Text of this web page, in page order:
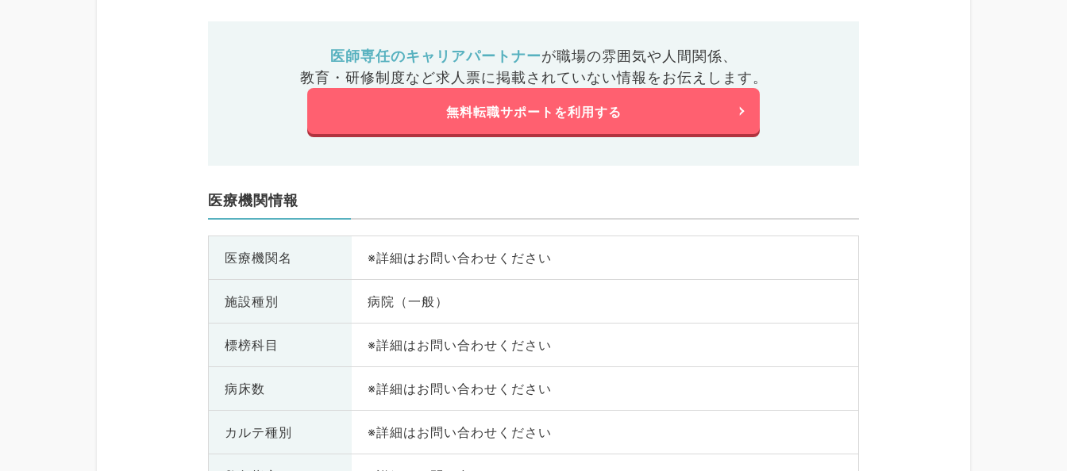
医師専任のキャリアパートナーが職場の雰囲気や人間関係、
教育・研修制度など求人票に掲載されていない情報をお伝えします。
無料転職サポートを利用する
医療機関情報
医療機関名 ※詳細はお問い合わせください
施設種別 病院（一般）
標榜科目 ※詳細はお問い合わせください
病床数 ※詳細はお問い合わせください
カルテ種別 ※詳細はお問い合わせください